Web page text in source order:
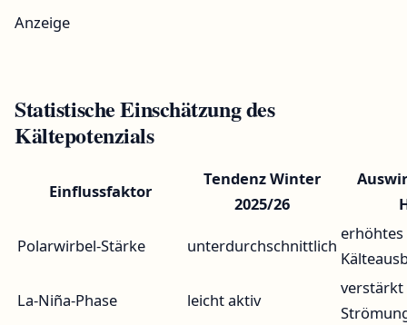
Anzeige
Statistische Einschätzung des
Kältepotenzials
Einflussfaktor
Tendenz Winter
2025/26
Polarwirbel-Stärke
unterdurchschnittlich
La-Niña-Phase
leicht aktiv
verstärkt